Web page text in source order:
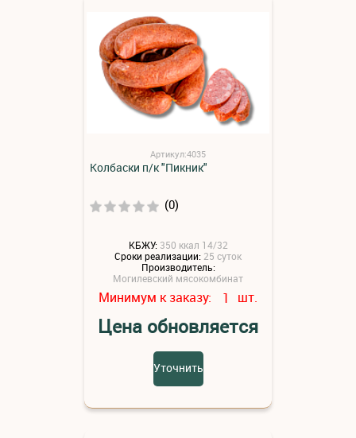
Артикул:4035
Колбаски п/к "Пикник"
(0)
КБЖУ: 350 ккал 14/32
Сроки реализации: 25 суток
Производитель:
Могилевский мясокомбинат
Минимум к заказу: 1 шт.
Цена обновляется
Уточнить